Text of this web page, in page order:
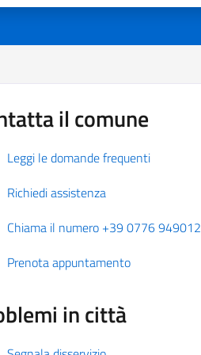
il comune
Leggi le domande frequenti
Richiedi assistenza
Chiama il numero +39 0776 949012
Prenota appuntamento
in città